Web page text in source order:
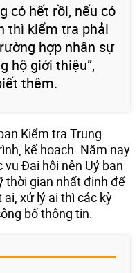
có hết rồi, nếu có
thì kiểm tra phải
hợp nhân sự
hộ giới thiệu”,
thêm.
Kiểm tra Trung
kế hoạch. Năm nay
Đại hội nên Uỷ ban
thời gian nhất định để
xử lý ai thì các kỳ
bố thông tin.